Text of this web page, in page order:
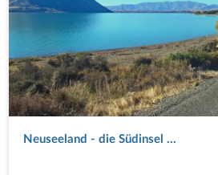
Neuseeland - die Südinsel ...